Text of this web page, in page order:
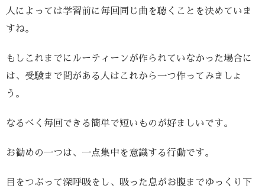
人によっては学習前に毎回同じ曲を聴くことを決めていま
すね。
もしこれまでにルーティーンが作られていなかった場合に
は、受験まで間がある人はこれから一つ作ってみましょ
う。
なるべく毎回できる簡単で短いものが好ましいです。
お勧めの一つは、一点集中を意識する行動です。
目をつぶって深呼吸をし、吸った息がお腹までゆっくり下